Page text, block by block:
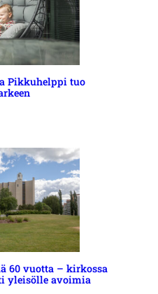
Pikkuhelppi tuo
60 vuotta – kirkossa
yleisölle avoimia